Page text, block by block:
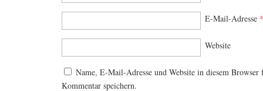
E-Mail-Adresse *
Website
Name, E-Mail-Adresse und Website in diesem Browser
Kommentar speichern.